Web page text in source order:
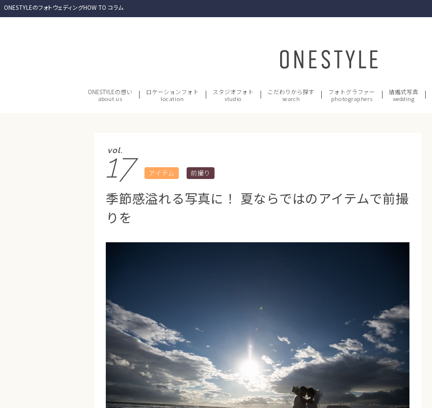
ONESTYLEのフォトウェディングHOW TO コラム
ONESTYLEの想い
about us
ロケーションフォト
location
スタジオフォト
studio
こだわりから探す
search
フォトグラファー
photographers
結婚式写真
wedding
vol.
17 アイテム 前撮り
季節感溢れる写真に！ 夏ならではのアイテムで前撮
りを